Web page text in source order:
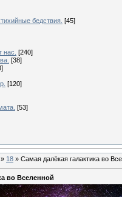
бедствия. [45]
нас. [240]
[38]
[120]
[53]
» 18 » Самая далёкая галактика во
во Вселенной